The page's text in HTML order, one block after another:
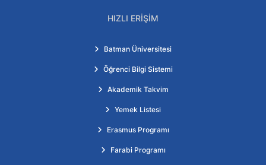
HIZLI ERIŞIM
Batman Üniversitesi
Öğrenci Bilgi Sistemi
Akademik Takvim
Yemek Listesi
Erasmus Programı
Farabi Programı